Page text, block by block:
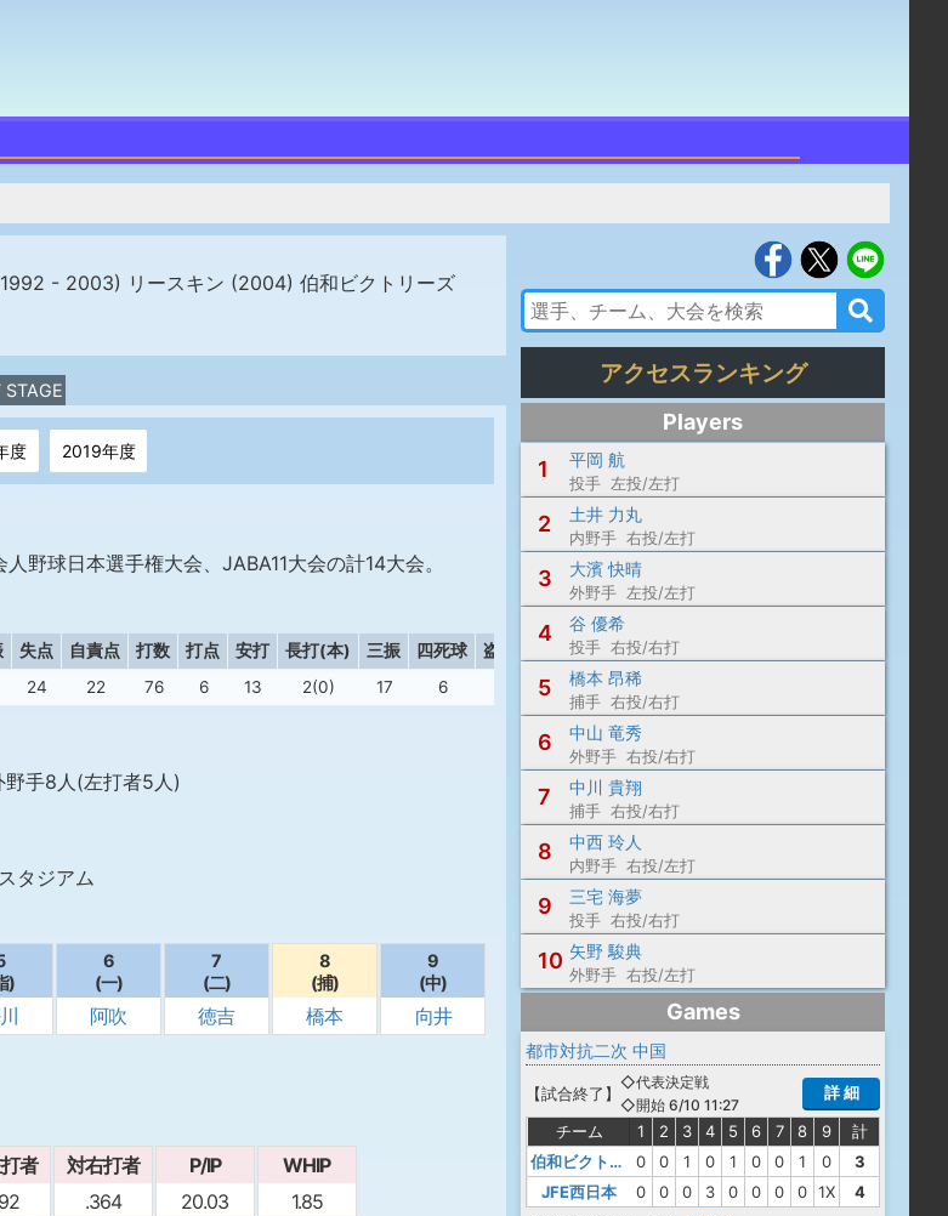
- 2003) リースキン (2004) 伯和ビクトリーズ
STAGE
度 2019年度
野球日本選手権大会、JABA11大会の計14大会。
失点 自責点 打数 打点 安打 長打(本) 三振 四死球 盗塁
24 22 76 6 13 2(0) 17 6 2
手8人(左打者5人)
タジアム
)
6
(一)
阿吹
7
(二)
徳吉
8
(捕)
橋本
9
(中)
向井
者
対右打者
.364
P/IP
20.03
WHIP
1.85
アクセスランキング
Players
1
平岡 航
投手 左投/左打
2 土井 力丸
内野手 右投/左打
3 大濱 快晴
外野手 左投/左打
4 谷 優希
投手 右投/右打
5 橋本 昂稀
捕手 右投/右打
6 中山 竜秀
外野手 右投/右打
7 中川 貴翔
捕手 右投/右打
8 中西 玲人
内野手 右投/左打
9 三宅 海夢
投手 右投/右打
10 矢野 駿典
外野手 右投/左打
Games
都市対抗二次 中国
【試合終了 】
◇代表決定戦
◇開始 6/10 11:27
詳 細
チーム 1 2 3 4 5 6 7 8 9
計
伯和ビクトリーズ
0 0 1 0 1 0 0 1 0
3
JFE西日本
0 0 0 3 0 0 0 0 1X
4